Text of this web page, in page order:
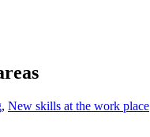
, New skills at the work place